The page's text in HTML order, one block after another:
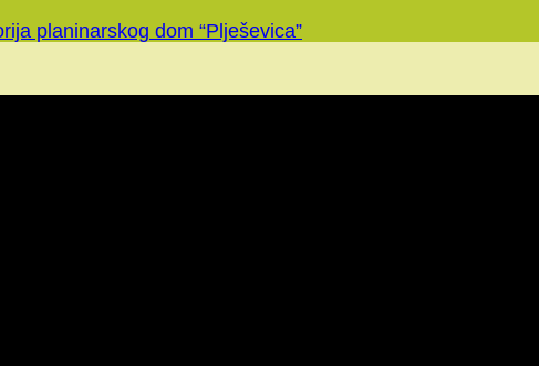
planinarskog dom “Plješevica”